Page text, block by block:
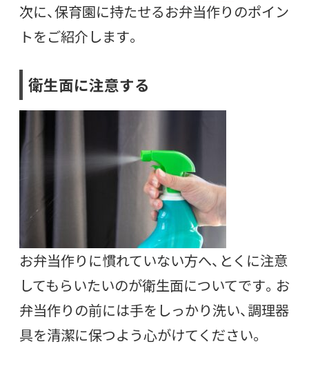
次に、保育園に持たせるお弁当作りのポイン
トをご紹介します。
衛生面に注意する
お弁当作りに慣れていない方へ、とくに注意
してもらいたいのが衛生面についてです。お
弁当作りの前には手をしっかり洗い、調理器
具を清潔に保つよう心がけてください。